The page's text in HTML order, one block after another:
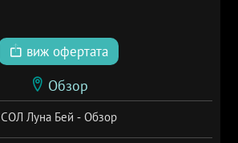
виж офертата
Обзор
СОЛ Луна Бей - Обзор